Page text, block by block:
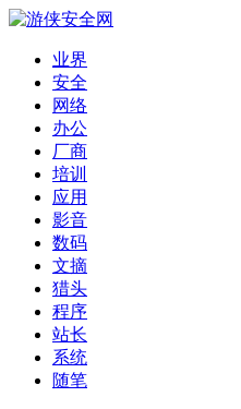
业界
安全
网络
办公
厂商
培训
应用
影音
数码
文摘
猎头
程序
站长
系统
随笔